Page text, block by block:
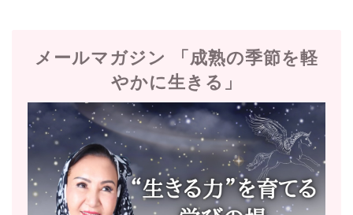
メールマガジン 「成熟の季節を軽
やかに生きる」